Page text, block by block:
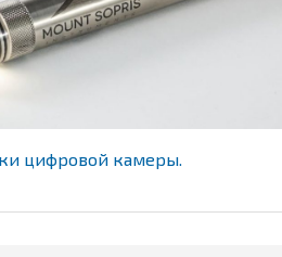
цифровой камеры.